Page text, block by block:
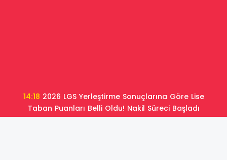
14:18
Taban Puanları Belli Oldu! Nakil Süreci Başladı